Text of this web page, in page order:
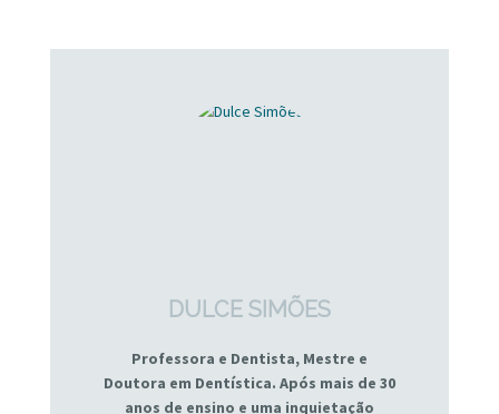
DULCE SIMÕES
Professora e Dentista, Mestre e
Doutora em Dentística. Após mais de 30
anos de ensino e uma inquietação